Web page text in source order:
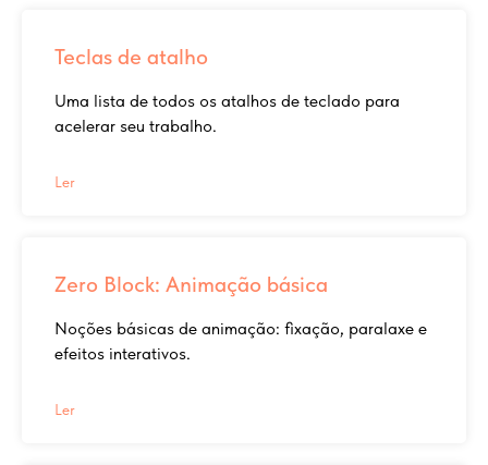
Teclas de atalho
Uma lista de todos os atalhos de teclado para
acelerar seu trabalho.
Ler
Zero Block: Animação básica
Noções básicas de animação: fixação, paralaxe e
efeitos interativos.
Ler